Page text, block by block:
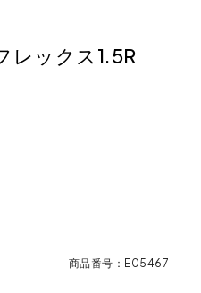
レックス1.5R
商品番号 E05467